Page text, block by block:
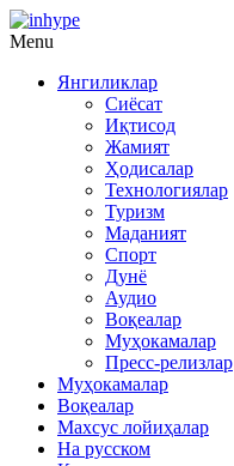
Menu
Янгиликлар
Сиёсат
Иқтисод
Жамият
Ҳодисалар
Технологиялар
Туризм
Маданият
Спорт
Дунё
Аудио
Воқеалар
Муҳокамалар
Пресс-релизлар
Муҳокамалар
Воқеалар
Махсус лойиҳалар
На русском